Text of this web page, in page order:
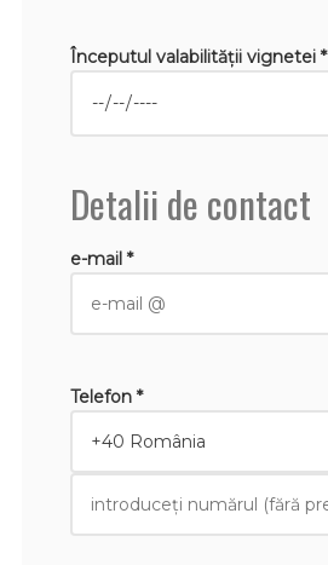
Începutul valabilităţii vignetei *
Detalii de contact
e-mail *
Telefon *